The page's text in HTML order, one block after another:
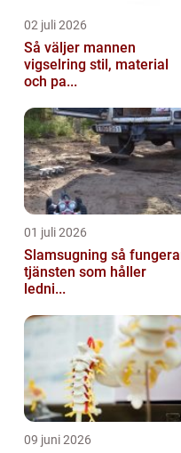
02 juli 2026
Så väljer mannen
vigselring stil, material
och pa...
01 juli 2026
Slamsugning så fungerar
tjänsten som håller
ledni...
09 juni 2026